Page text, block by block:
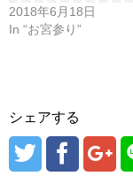
2018年6月18日
In “お宮参り”
シェアする